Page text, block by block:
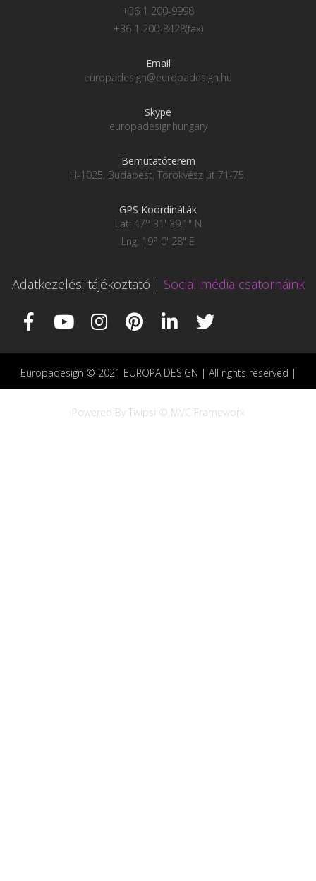
+36 1 200-9998
+36 1 200-8428(fax)
Email
europadesign@europadesign.hu
Skype
europadesignhungary
Bemutatóterem
H-1025, Budapest, Törökvész út 71-75.
GPS Koordináták
Lat: 47° 31' 39.1" N
Lng: 19° 0' 28" E
Adatkezelési tájékoztató | Social média csatornáink
Europadesign © 2021 EUROPA DESIGN | All rights reserved |
Powered By Twipsi © MVC Framework